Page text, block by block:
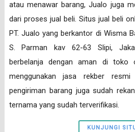
atau menawar barang, Jualo juga
dari proses jual beli. Situs jual beli
PT. Jualo yang berkantor di Wisma
S. Parman kav 62-63 Slipi,
berbelanja dengan aman di toko
menggunakan jasa rekber
pengiriman barang juga sudah
ternama yang sudah terverifikasi.
KUNJUNGI